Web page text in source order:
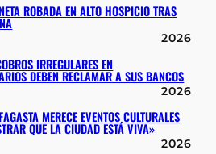
ROBADA EN ALTO HOSPICIO TRAS
2026
IRREGULARES EN
DEBEN RECLAMAR A SUS BANCOS
2026
MERECE EVENTOS CULTURALES
QUE LA CIUDAD ESTÁ VIVA»
2026